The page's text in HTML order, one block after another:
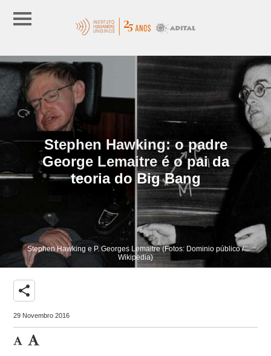
Stephen Hawking: o padre
George Lemaitre é o pai da
teoria do Big Bang
Stephen Hawking e P. Georges Lemaitre (Fotos: Dominio público /
Wikipedia)
share
29 Novembro 2016